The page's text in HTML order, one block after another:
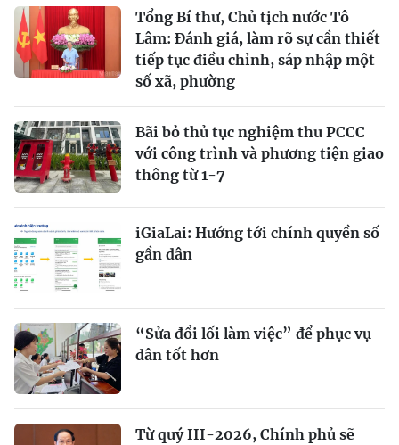
Tổng Bí thư, Chủ tịch nước Tô
Lâm: Đánh giá, làm rõ sự cần thiết
tiếp tục điều chỉnh, sáp nhập một
số xã, phường
Bãi bỏ thủ tục nghiệm thu PCCC
với công trình và phương tiện giao
thông từ 1-7
iGiaLai: Hướng tới chính quyền số
gần dân
“Sửa đổi lối làm việc” để phục vụ
dân tốt hơn
Từ quý III-2026, Chính phủ sẽ